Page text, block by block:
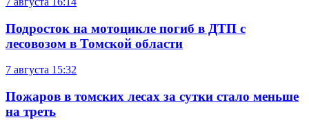
Подросток на мотоцикле погиб в ДТП с
лесовозом в Томской области
7 августа 15:32
Пожаров в томских лесах за сутки стало меньше
на треть